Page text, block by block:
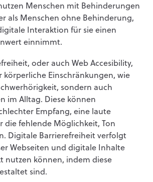
Menschen mit Behinderungen
als Menschen ohne Behinderung,
Interaktion für sie einen
einnimmt.
oder auch Web Accesibility,
Einschränkungen, wie
sondern auch
im Alltag. Diese können
Empfang, eine laute
die fehlende Möglichkeit, Ton
Digitale Barrierefreiheit verfolgt
Webseiten und digitale Inhalte
nutzen können, indem diese
sind.